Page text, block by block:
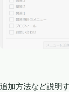
追加方法など説明